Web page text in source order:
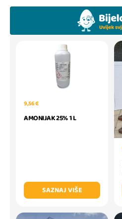
9,56 €
AMONIJAK 25% 1 L
SAZNAJ VIŠE